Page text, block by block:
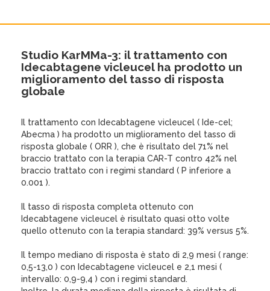
Studio KarMMa-3: il trattamento con
Idecabtagene vicleucel ha prodotto un
miglioramento del tasso di risposta
globale
Il trattamento con Idecabtagene vicleucel ( Ide-cel;
Abecma ) ha prodotto un miglioramento del tasso di
risposta globale ( ORR ), che è risultato del 71% nel
braccio trattato con la terapia CAR-T contro 42% nel
braccio trattato con i regimi standard ( P inferiore a
0.001 ).
Il tasso di risposta completa ottenuto con
Idecabtagene vicleucel è risultato quasi otto volte
quello ottenuto con la terapia standard: 39% versus 5%.
Il tempo mediano di risposta è stato di 2,9 mesi ( range:
0,5-13,0 ) con Idecabtagene vicleucel e 2,1 mesi (
intervallo: 0,9-9,4 ) con i regimi standard.